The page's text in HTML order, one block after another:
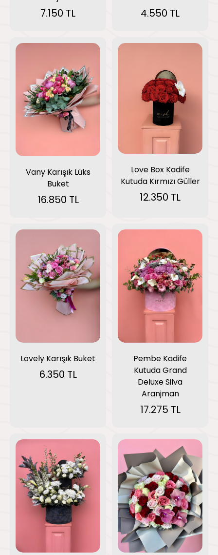
7.150 TL 4.550 TL
Vany Karışık Lüks
Buket
16.850 TL
Love Box Kadife
Kutuda Kırmızı Güller
12.350 TL
Lovely Karışık Buket
6.350 TL
Pembe Kadife
Kutuda Grand
Deluxe Silva
Aranjman
17.275 TL